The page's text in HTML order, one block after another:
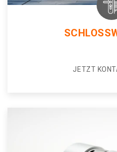
JETZT